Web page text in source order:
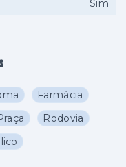
Farmácia
Rodovia
Sim